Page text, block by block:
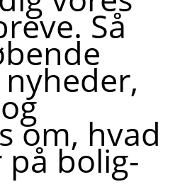
Så
om, hvad
på bolig-